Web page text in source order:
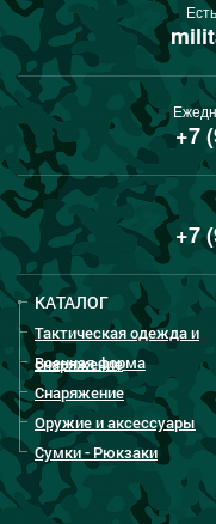
+7
+7
КАТАЛОГ
Тактическая одежда и
снаряжение
Военная форма
Снаряжение
Оружие и аксессуары
Сумки - Рюкзаки